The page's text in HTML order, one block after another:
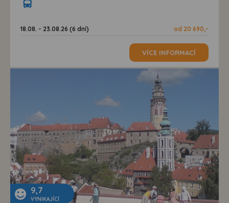
18.08. - 23.08.26 (6 dní) od 20 690,-
VÍCE INFORMACÍ
9,7
VYNIKAJÍCÍ